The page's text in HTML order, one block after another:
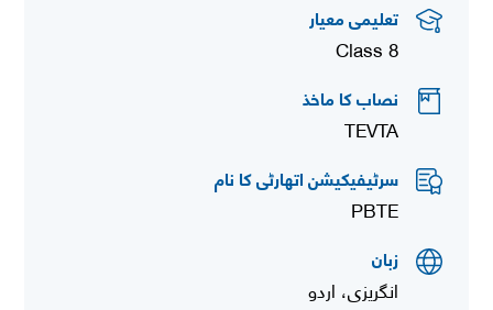
تعلیمی معیار
Class 8
نصاب کا ماخذ
TEVTA
سرٹیفیکیشن اتھارٹی کا نام
PBTE
زبان
انگریزی، اردو